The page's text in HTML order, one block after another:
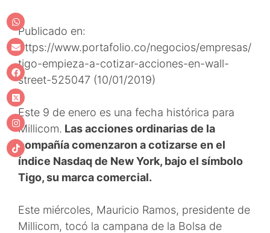
Publicado en:
https://www.portafolio.co/negocios/empresas/
tigo-empieza-a-cotizar-acciones-en-wall-
street-525047 (10/01/2019)
Este 9 de enero es una fecha histórica para
Millicom. Las acciones ordinarias de la
compañía comenzaron a cotizarse en el
índice Nasdaq de New York, bajo el símbolo
Tigo, su marca comercial.
Este miércoles, Mauricio Ramos, presidente de
Millicom, tocó la campana de la Bolsa de